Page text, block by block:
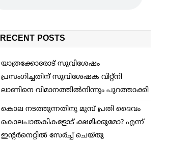
RECENT POSTS
യാത്രക്കോരോട് സുവിശേഷം
പ്രസംഗിച്ചതിന് സുവിശേഷക വിറ്റ്നി
ലാണിനെ വിമാനത്തില്‍നിന്നും പുറത്താക്കി
കൊല നടത്തുന്നതിനു മുമ്പ് പ്രതി ദൈവം
കൊലപാതകികളോട് ക്ഷമിക്കുമോ? എന്ന്
ഇന്റര്‍നെറ്റില്‍ സേര്‍ച്ച് ചെയ്തു